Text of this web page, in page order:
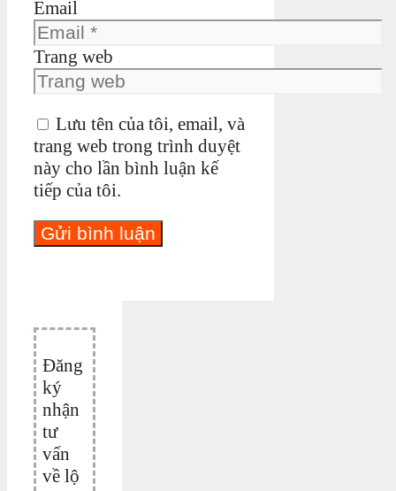
Email
Trang web
Lưu tên của tôi, email, và
trang web trong trình duyệt
này cho lần bình luận kế
tiếp của tôi.
Đăng
ký
nhận
tư
vấn
về lộ